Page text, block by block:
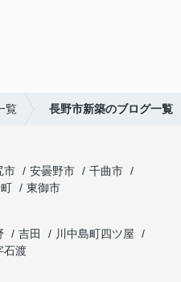
覧 長野市新築のブログ一覧
市 安曇野市
千曲市
東御市
吉田
川中島町四ツ屋
石渡